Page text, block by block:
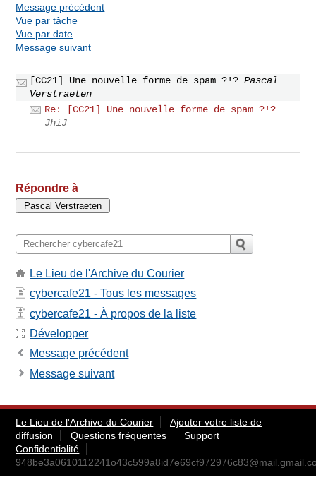
Message précédent
Vue par tâche
Vue par date
Message suivant
[CC21] Une nouvelle forme de spam ?!? Pascal
Verstraeten
Re: [CC21] Une nouvelle forme de spam ?!?
JhiJ
Répondre à
Le Lieu de l'Archive du Courier
cybercafe21 - Tous les messages
cybercafe21 - À propos de la liste
Développer
Message précédent
Message suivant
Le Lieu de l'Archive du Courier
Ajouter votre liste de
diffusion
Questions fréquentes
Support
Confidentialité